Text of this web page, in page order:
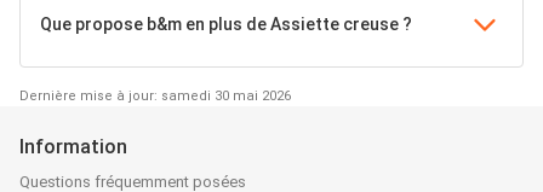
Que propose b&m en plus de Assiette creuse ?
Dernière mise à jour: samedi 30 mai 2026
Information
Questions fréquemment posées